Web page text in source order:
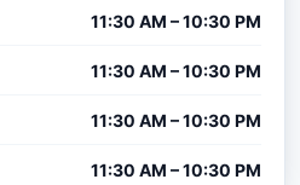
11:30 AM – 10:30 PM
11:30 AM – 10:30 PM
11:30 AM – 10:30 PM
11:30 AM – 10:30 PM